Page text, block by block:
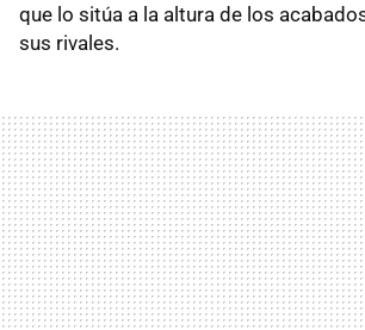
que lo sitúa a la altura de los
sus rivales.